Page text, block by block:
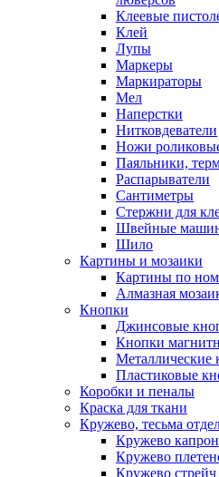
Клеевые
Клей
Лупы
Маркеры
Маркираторы
Мел
Наперстки
Нитковдеватели
Ножи
Паяльники,
Распарыватели
Сантиметры
Стержни для
Швейные
Шило
Картины и мозаики
Картины по
Алмазная
Кнопки
Джинсовые
Кнопки
Металлические
Пластиковые
Коробки и пеналы
Краска для ткани
Кружево, тесьма
Кружево капрон
Кружево
Кружево стрейч